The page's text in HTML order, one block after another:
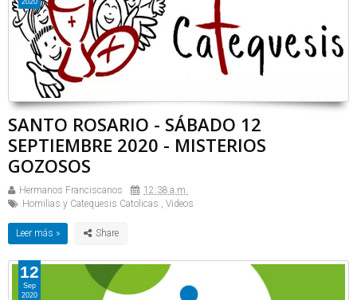
SANTO ROSARIO - SÁBADO 12
SEPTIEMBRE 2020 - MISTERIOS
GOZOSOS
Hermanos Franciscanos
12:38 a.m.
Homilias y Catequesis Catolicas , Videos
Leer más »
2020
12
Sep
2020